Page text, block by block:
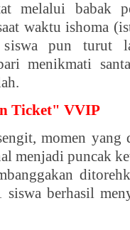
melalui babak
waktu ishoma
pun turut
menikmati
Ticket" VVIP
momen
menjadi puncak
berhasil